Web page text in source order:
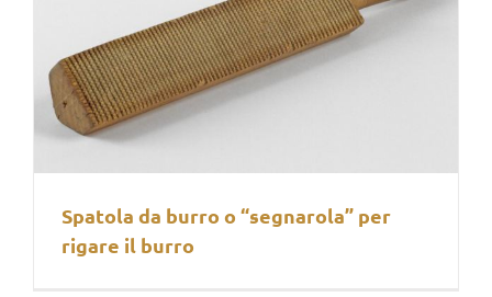
Spatola da burro o “segnarola” per
rigare il burro